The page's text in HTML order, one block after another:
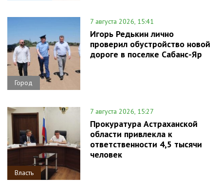
Город
7 августа 2026, 15:41
Игорь Редькин лично
проверил обустройство новой
дороге в поселке Сабанс-Яр
Власть
7 августа 2026, 15:27
Прокуратура Астраханской
области привлекла к
ответственности 4,5 тысячи
человек